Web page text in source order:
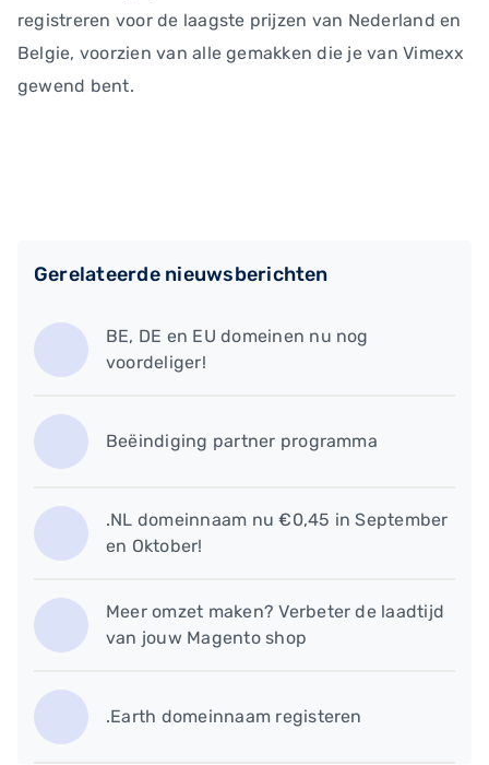
registreren voor de laagste prijzen van Nederland en
Belgie, voorzien van alle gemakken die je van Vimexx
gewend bent.
Gerelateerde nieuwsberichten
BE, DE en EU domeinen nu nog
voordeliger!
Beëindiging partner programma
.NL domeinnaam nu €0,45 in September
en Oktober!
Meer omzet maken? Verbeter de laadtijd
van jouw Magento shop
.Earth domeinnaam registeren